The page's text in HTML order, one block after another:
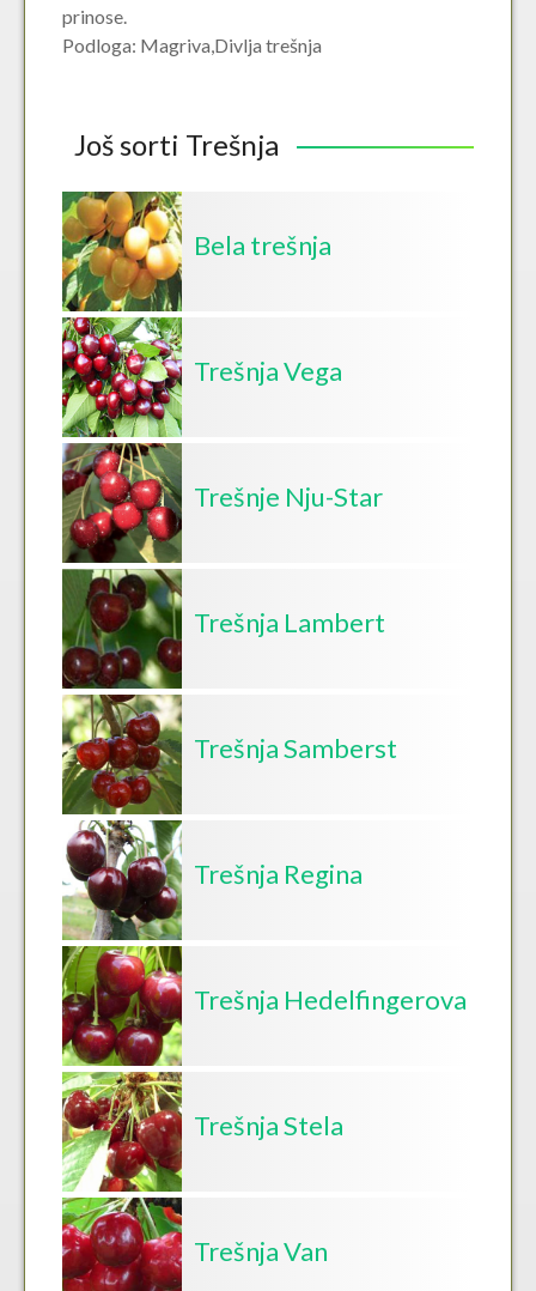
prinose.
Podloga: Magriva,Divlja trešnja
Još sorti Trešnja
Bela trešnja
Trešnja Vega
Trešnje Nju-Star
Trešnja Lambert
Trešnja Samberst
Trešnja Regina
Trešnja Hedelfingerova
Trešnja Stela
Trešnja Van